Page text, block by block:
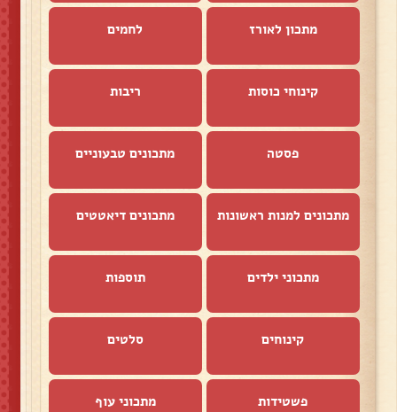
מתכון לאורז לחמים
קינוחי כוסות ריבות
פסטה מתכונים טבעוניים
מתכונים למנות ראשונות מתכונים דיאטטים
מתכוני ילדים תוספות
קינוחים סלטים
פשטידות מתכוני עוף